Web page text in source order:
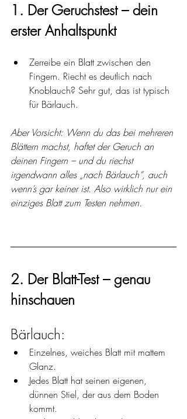
1. Der Geruchstest – dein
erster Anhaltspunkt
Zerreibe ein Blatt zwischen den
Fingern. Riecht es deutlich nach
Knoblauch? Sehr gut, das ist typisch
für Bärlauch.
Aber Vorsicht: Wenn du das bei mehreren
Blättern machst, haftet der Geruch an
deinen Fingern – und du riechst
irgendwann alles „nach Bärlauch“, auch
wenn’s gar keiner ist. Also wirklich nur ein
einziges Blatt zum Testen nehmen.
2. Der Blatt-Test – genau
hinschauen
Bärlauch:
Einzelnes, weiches Blatt mit mattem
Glanz.
Jedes Blatt hat seinen eigenen,
dünnen Stiel, der aus dem Boden
kommt.